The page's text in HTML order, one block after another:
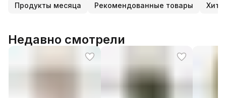
Продукты месяца Рекомендованные товары
Недавно смотрели